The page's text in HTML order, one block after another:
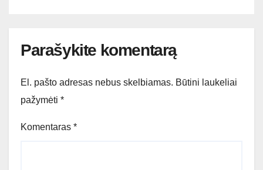
Parašykite komentarą
El. pašto adresas nebus skelbiamas. Būtini laukeliai
pažymėti *
Komentaras *